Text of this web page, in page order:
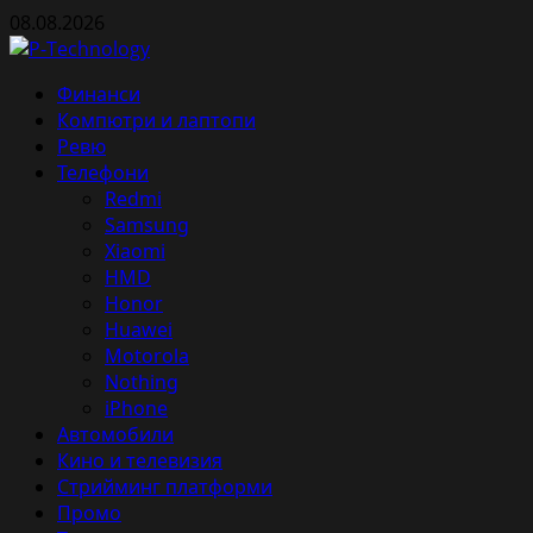
Skip
to
08.08.2026
Primary
Menu
Финанси
Компютри и лаптопи
Ревю
Телефони
Redmi
Samsung
Xiaomi
HMD
Honor
Huawei
Motorola
Nothing
iPhone
Автомобили
Кино и телевизия
Стрийминг платформи
Промо